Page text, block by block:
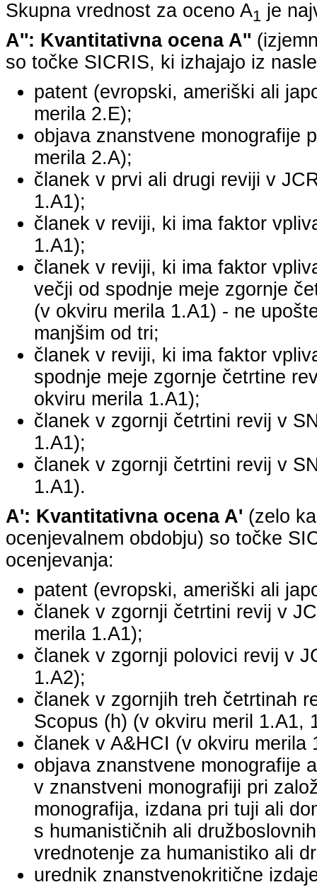
Skupna vrednost za oceno A1 je
A'': Kvantitativna ocena A''
so točke SICRIS, ki izhajajo iz
patent (evropski, ameriški ali
merila 2.E);
objava znanstvene monografije
merila 2.A);
članek v prvi ali drugi reviji v
1.A1);
članek v reviji, ki ima faktor
1.A1);
članek v reviji, ki ima faktor
večji od spodnje meje zgornje
(v okviru merila 1.A1) - ne
manjšim od tri;
članek v reviji, ki ima faktor
spodnje meje zgornje četrtine
okviru merila 1.A1);
članek v zgornji četrtini revij v
1.A1);
članek v zgornji četrtini revij v
1.A1).
A': Kvantitativna ocena A' (zelo
ocenjevalnem obdobju) so točke
ocenjevanja:
patent (evropski, ameriški ali
članek v zgornji četrtini revij v
merila 1.A1);
članek v zgornji polovici revij v
1.A2);
članek v zgornjih treh četrtinah
Scopus (h) (v okviru meril 1.A1,
članek v A&HCI (v okviru merila
objava znanstvene monografije
v znanstveni monografiji pri
monografija, izdana pri tuji ali
s humanističnih ali
vrednotenje za humanistiko ali
urednik znanstvenokritične